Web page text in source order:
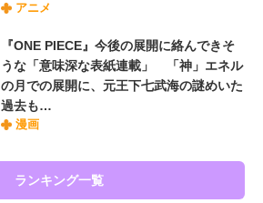
アニメ
『ONE PIECE』今後の展開に絡んできそ
うな「意味深な表紙連載」 「神」エネル
の月での展開に、元王下七武海の謎めいた
過去も…
漫画
ランキング一覧